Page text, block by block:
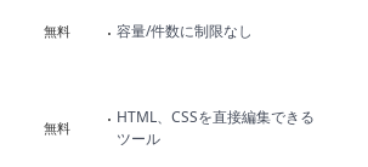
無料 容量/件数に制限なし
無料
HTML、CSSを直接編集できる
ツール